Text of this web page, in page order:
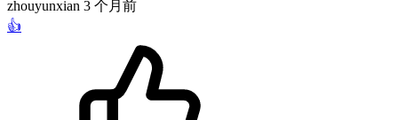
zhouyunxian 3 个月前
👍